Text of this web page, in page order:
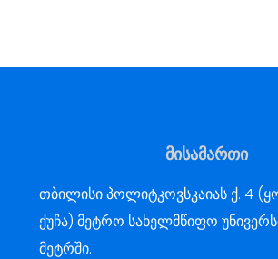
მისამართი
თბილისი პოლიტკოვსკაიას ქ. 4
ქუჩა) მეტრო სახელმწიფო
მეტრში.